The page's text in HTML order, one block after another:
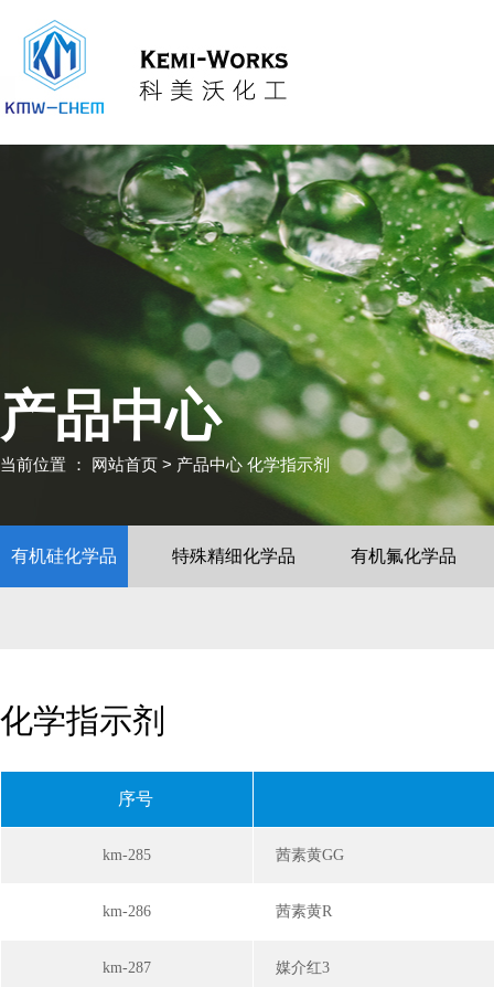
产品中心
当前位置 ： 网站首页 > 产品中心 化学指示剂
有机硅化学品 特殊精细化学品 有机氟化学品
化学指示剂
序号
km-285 茜素黄GG
km-286 茜素黄R
km-287 媒介红3